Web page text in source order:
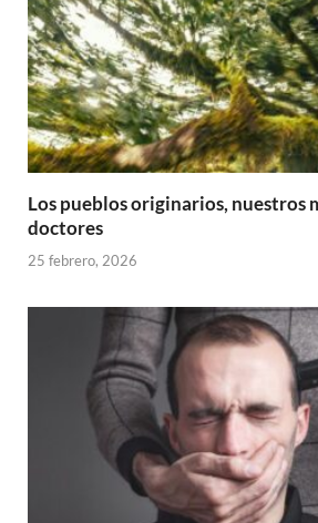
Los pueblos originarios, nuestros
doctores
25 febrero, 2026